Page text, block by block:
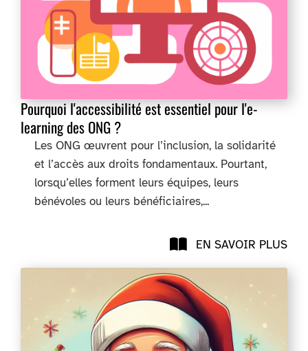
Pourquoi l'accessibilité est essentiel pour l'e-
learning des ONG ?
Les ONG œuvrent pour l’inclusion, la solidarité
et l’accès aux droits fondamentaux. Pourtant,
lorsqu’elles forment leurs équipes, leurs
bénévoles ou leurs bénéficiaires,...
EN SAVOIR PLUS